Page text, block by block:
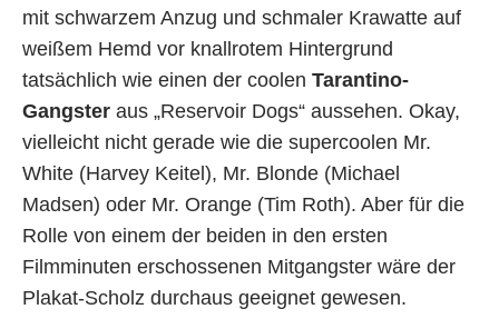
mit schwarzem Anzug und schmaler Krawatte auf
weißem Hemd vor knallrotem Hintergrund
tatsächlich wie einen der coolen Tarantino-
Gangsteraus „Reservoir Dogs“ aussehen. Okay,
vielleicht nicht gerade wie die supercoolen Mr.
White (Harvey Keitel), Mr. Blonde (Michael
Madsen) oder Mr. Orange (Tim Roth). Aber für die
Rolle von einem der beiden in den ersten
Filmminuten erschossenen Mitgangster wäre der
Plakat-Scholz durchaus geeignet gewesen.